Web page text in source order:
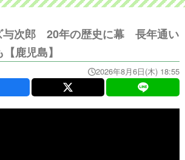
与次郎 20年の歴史に幕 長年通い
【鹿児島】
2026年8月6日(木) 18:55